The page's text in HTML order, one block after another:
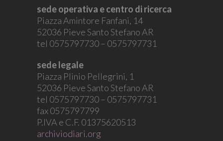
sede operativa e centro di ricerca
Piazza Amintore Fanfani, 14
52036 Pieve Santo Stefano AR
tel 0575797730 – 0575797731
sede legale
Piazza Plinio Pellegrini, 1
52036 Pieve Santo Stefano AR
tel 0575797730 – 0575797731
fax 0575797799
P.IVA e C.F. 01375620513
archiviodiari.org